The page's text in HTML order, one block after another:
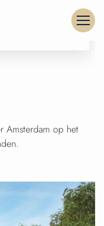
Amsterdam op het